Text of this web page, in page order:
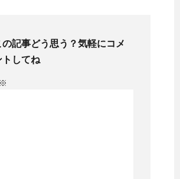
の記事どう思う？気軽にコメ
トしてね
※